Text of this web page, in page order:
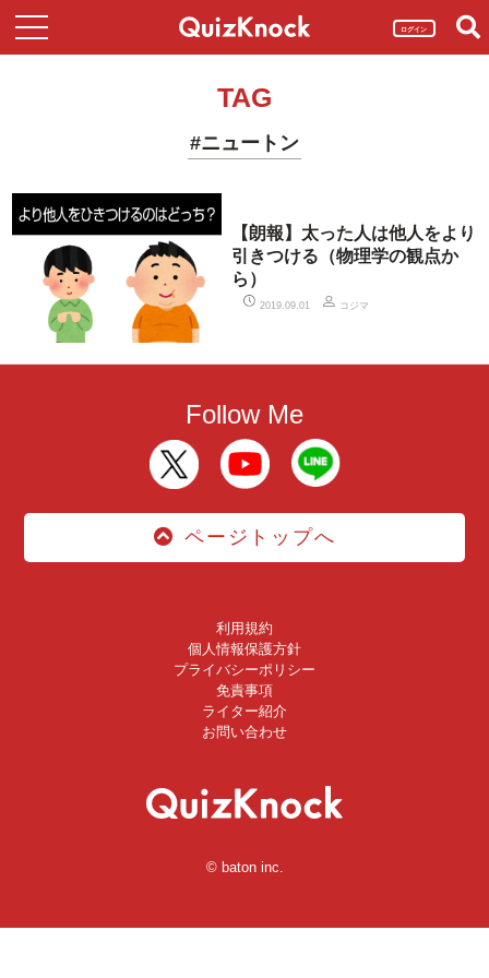
ログイン
TAG
#ニュートン
【朗報】太った人は他人をより
引きつける（物理学の観点か
ら）
2019.09.01 コジマ
Follow Me
ページトップへ
利用規約
個人情報保護方針
プライバシーポリシー
免責事項
ライター紹介
お問い合わせ
© baton inc.